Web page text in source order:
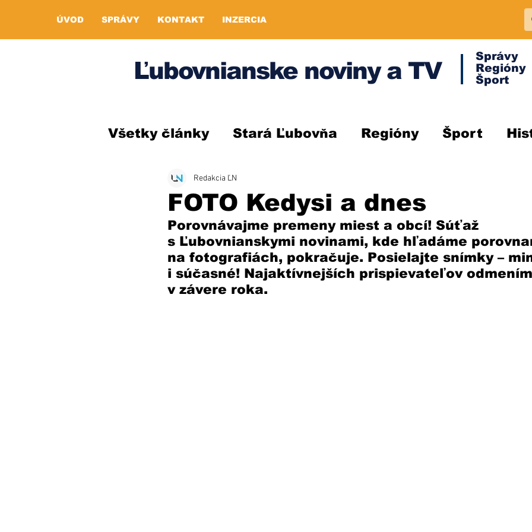
ÚVOD SPRÁVY KONTAKT INZERCIA
Ľubovnianske noviny a TV
Správy
Regióny
Šport
Všetky články Stará Ľubovňa Regióny Šport
FOTO Kedysi a dnes
Redakcia ĽN
Porovnávajme premeny miest a obcí! Súťaž
s Ľubovnianskymi novinami, kde hľadáme
na fotografiách, pokračuje. Posielajte snímky –
i súčasné! Najaktívnejších prispievateľov
v závere roka.